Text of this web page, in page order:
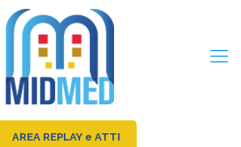
AREA REPLAY e ATTI